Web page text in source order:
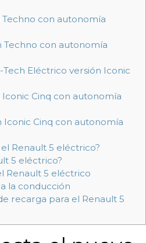
Techno con autonomía
con autonomía
Tech Eléctrico versión Iconic
Iconic Cinq con autonomía
Cinq con autonomía
Renault 5 eléctrico?
5 eléctrico?
Renault 5 eléctrico
la conducción
recarga para el Renault 5